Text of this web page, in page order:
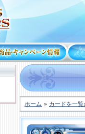
ホーム » カードを一